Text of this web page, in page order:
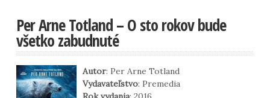
Per Arne Totland – O sto rokov bude
všetko zabudnuté
Autor: Per Arne Totland
Vydavateľstvo: Premedia